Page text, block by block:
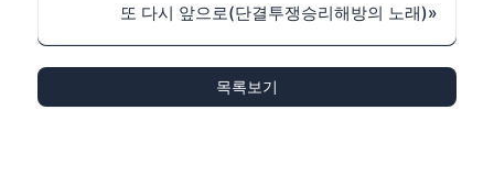
또 다시 앞으로(단결투쟁승리해방의 노래)»
목록보기